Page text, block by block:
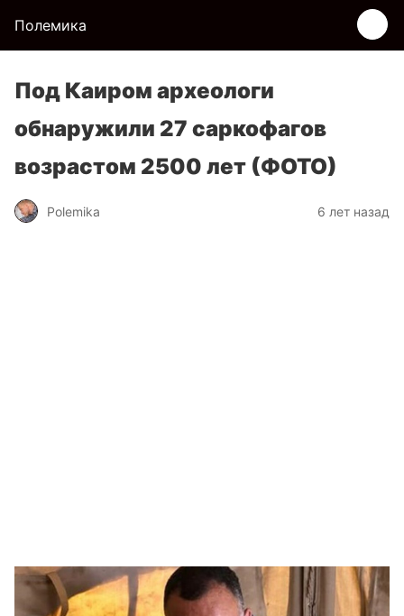
Полемика
Под Каиром археологи
обнаружили 27 саркофагов
возрастом 2500 лет (ФОТО)
Polemika 6 лет назад